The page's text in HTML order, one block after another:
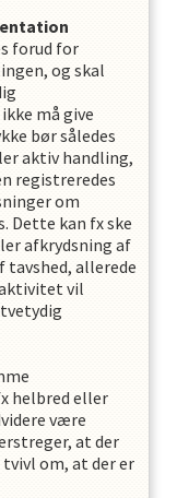
forud for
og skal
må give
bør således
aktiv handling,
registreredes
om
Dette kan fx ske
afkrydsning af
allerede
vil
helbred eller
være
at der
om, at der er